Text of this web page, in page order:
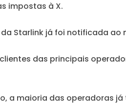
impostas à X.
Starlink já foi notificada ao
das principais
a maioria das operadoras